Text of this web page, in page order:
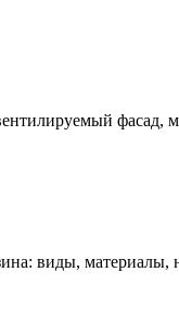
виды, материалы,